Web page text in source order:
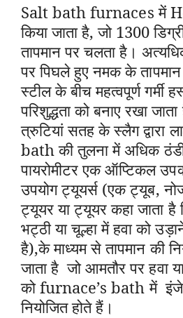
Salt bath furnaces में
किया जाता है, जो 1300
तापमान पर चलता है।
पर पिघले हुए नमक के तापमान
स्टील के बीच महत्वपूर्ण गर्मी
परिशुद्धता को बनाए रखा
त्रुटियां सतह के स्लैग द्वारा
bath की तुलना में अधिक
पायरोमीटर एक ऑप्टिकल
उपयोग ट्यूयर्स (एक ट्यूब,
ट्यूयर या ट्यूयर कहा जाता है
भट्ठी या चूल्हा में हवा को
है),के माध्यम से तापमान की
जाता है जो आमतौर पर हवा
को furnace’s bath में
नियोजित होते हैं।